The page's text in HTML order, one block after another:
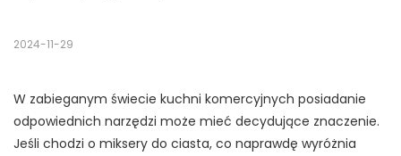
2024-11-29
W zabieganym świecie kuchni komercyjnych posiadanie
odpowiednich narzędzi może mieć decydujące znaczenie.
Jeśli chodzi o miksery do ciasta, co naprawdę wyróżnia